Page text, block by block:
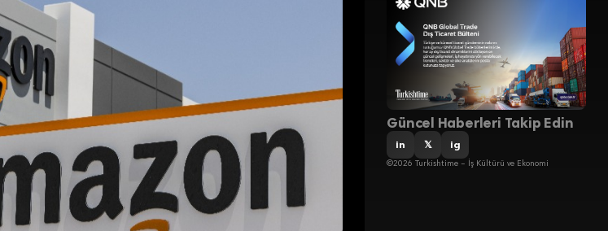
Güncel Haberleri Takip Edin
in 𝕏 ig
©2026 Turkishtime – İş Kültürü ve Ekonomi